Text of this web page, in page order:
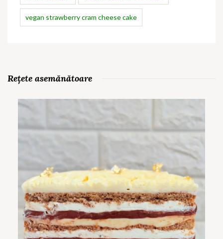
vegan strawberry cram cheese cake
Rețete asemănătoare